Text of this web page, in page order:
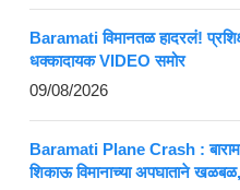
Baramati विमानतळ हादरलं!
धक्कादायक VIDEO समोर
09/08/2026
Baramati Plane Crash :
शिकाऊ विमानाच्या अपघाताने